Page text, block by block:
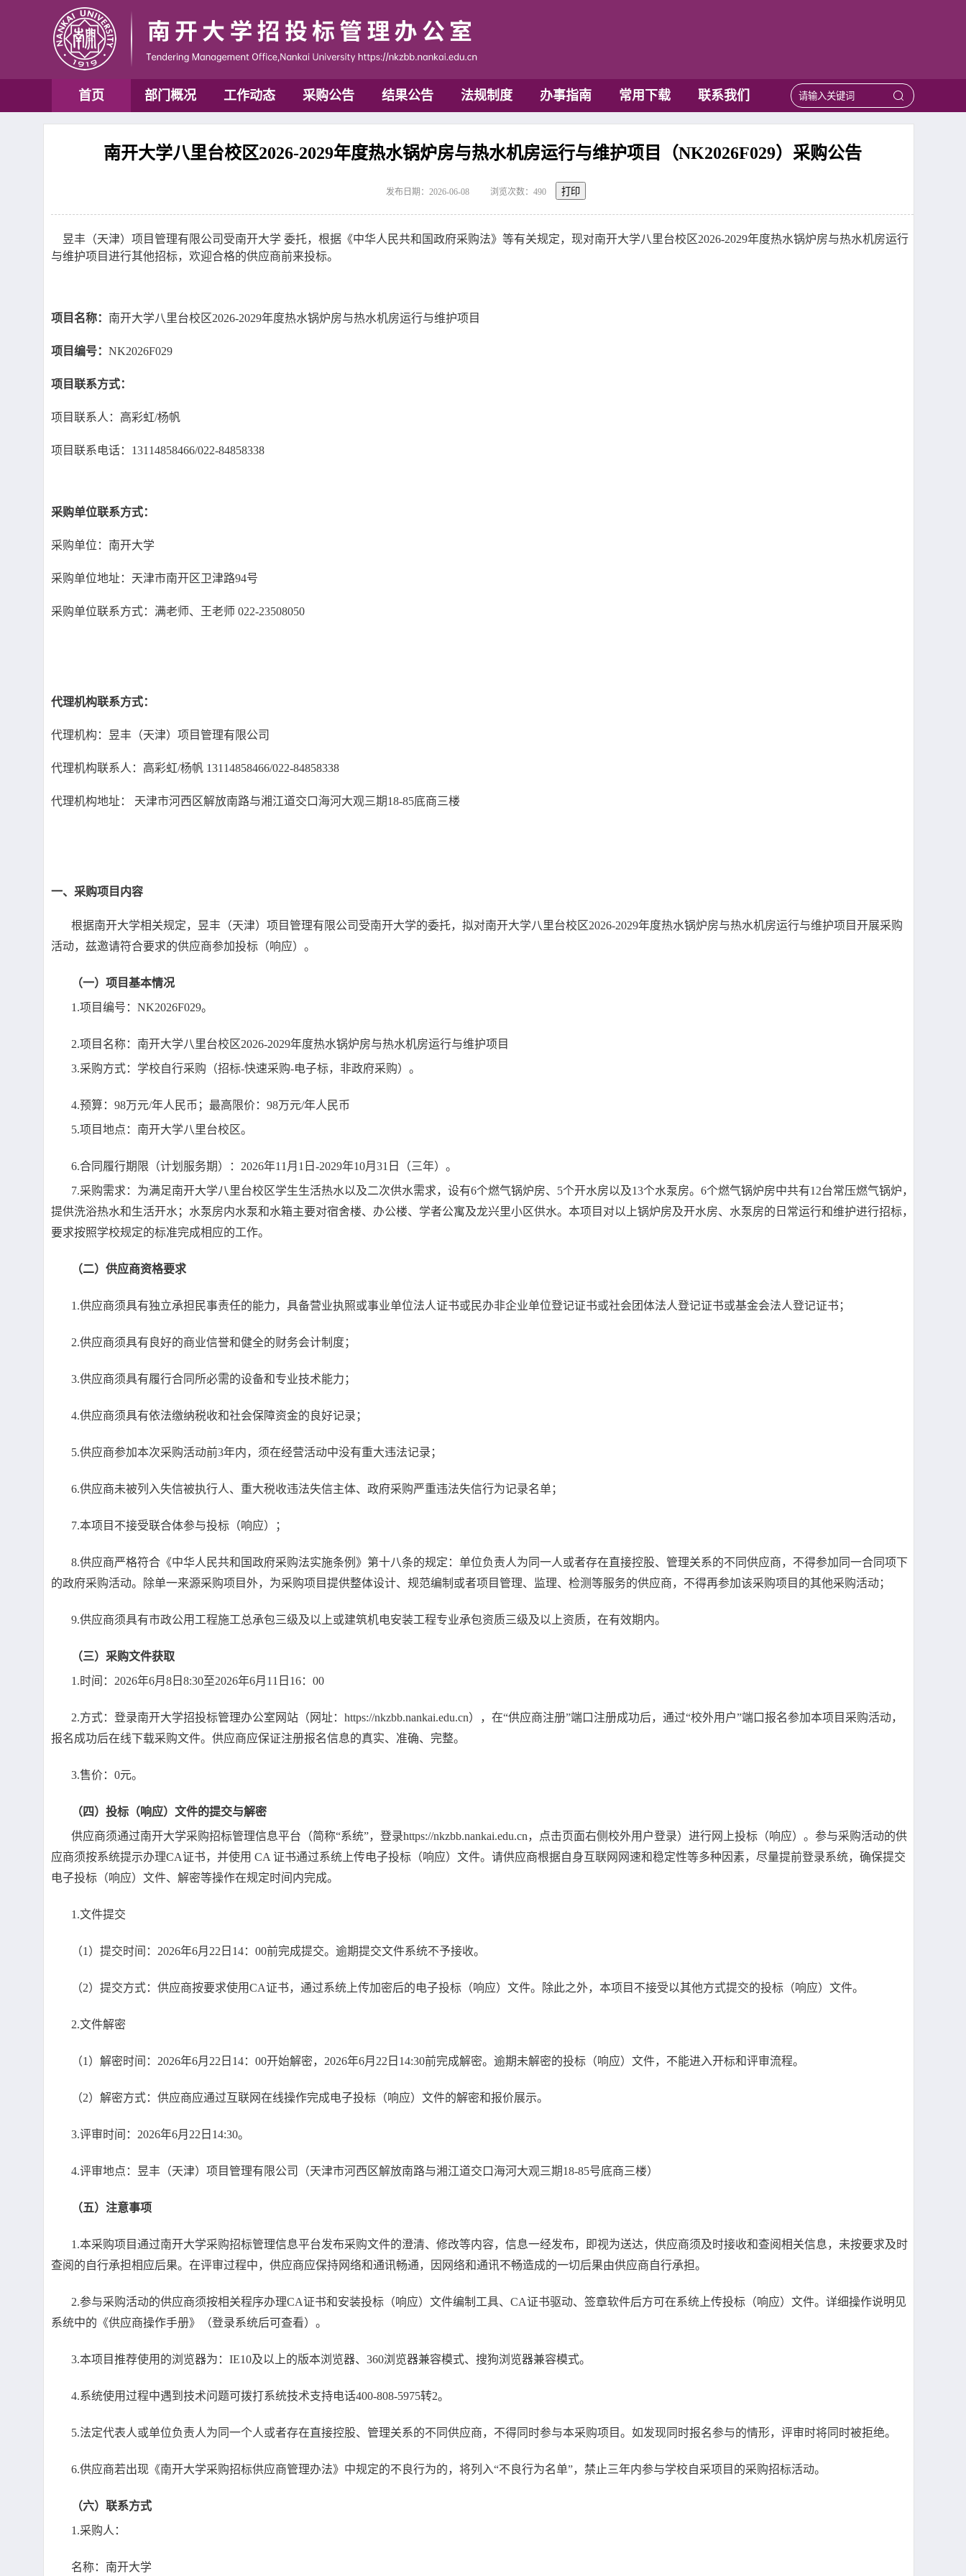
首页 部门概况 工作动态 采购公告 结果公告 法规制度 办事指南 常用下载 联系我们
南开大学八里台校区2026-2029年度热水锅炉房与热水机房运行与维护项目（NK2026F029）采购公告
发布日期：2026-06-08 浏览次数： 490 打印
昱丰（天津）项目管理有限公司受南开大学 委托，根据《中华人民共和国政府采购法》等有关规定，现对南开大学八里台校区2026-2029年度热水锅炉房与热水机房运行
与维护项目进行其他招标，欢迎合格的供应商前来投标。
项目名称： 南开大学八里台校区2026-2029年度热水锅炉房与热水机房运行与维护项目
项目编号： NK2026F029
项目联系方式：
项目联系人：高彩虹/杨帆
项目联系电话：13114858466/022-84858338
采购单位联系方式：
采购单位：南开大学
采购单位地址：天津市南开区卫津路94号
采购单位联系方式：满老师、王老师 022-23508050
代理机构联系方式：
代理机构：昱丰（天津）项目管理有限公司
代理机构联系人：高彩虹/杨帆 13114858466/022-84858338
代理机构地址： 天津市河西区解放南路与湘江道交口海河大观三期18-85底商三楼
一、采购项目内容
根据南开大学相关规定，昱丰（天津）项目管理有限公司受南开大学的委托，拟对南开大学八里台校区2026-2029年度热水锅炉房与热水机房运行与维护项目开展采购
活动，兹邀请符合要求的供应商参加投标（响应）。
（一）项目基本情况
1.项目编号：NK2026F029。
2.项目名称：南开大学八里台校区2026-2029年度热水锅炉房与热水机房运行与维护项目
3.采购方式：学校自行采购（招标-快速采购-电子标， 非政府采购）。
4.预算：98万元/年人民币；最高限价：98万元/年人民币
5.项目地点：南开大学八里台校区。
6.合同履行期限（计划服务期）：2026年11月1日-2029年10月31日（三年）。
7.采购需求：为满足南开大学八里台校区学生生活热水以及二次供水需求，设有6个燃气锅炉房、5个开水房以及13个水泵房。6个燃气锅炉房中共有12台常压燃气锅炉，
提供洗浴热水和生活开水；水泵房内水泵和水箱主要对宿舍楼、办公楼、学者公寓及龙兴里小区供水。本项目对以上锅炉房及开水房、水泵房的日常运行和维护进行招标，
要求按照学校规定的标准完成相应的工作。
（二）供应商资格要求
1.供应商须具有独立承担民事责任的能力，具备营业执照或事业单位法人证书或民办非企业单位登记证书或社会团体法人登记证书或基金会法人登记证书；
2.供应商须具有良好的商业信誉和健全的财务会计制度；
3.供应商须具有履行合同所必需的设备和专业技术能力；
4.供应商须具有依法缴纳税收和社会保障资金的良好记录；
5.供应商参加本次采购活动前3年内，须在经营活动中没有重大违法记录；
6.供应商未被列入失信被执行人、重大税收违法失信主体、政府采购严重违法失信行为记录名单；
7.本项目不接受联合体参与投标（响应）；
8.供应商严格符合《中华人民共和国政府采购法实施条例》第十八条的规定：单位负责人为同一人或者存在直接控股、管理关系的不同供应商，不得参加同一合同项下
的政府采购活动。除单一来源采购项目外，为采购项目提供整体设计、规范编制或者项目管理、监理、检测等服务的供应商，不得再参加该采购项目的其他采购活动；
9.供应商须具有市政公用工程施工总承包三级及以上或建筑机电安装工程专业承包资质三级及以上资质，在有效期内。
（三）采购文件获取
1.时间：2026年6月8日8:30至2026年6月11日16：00
2.方式：登录南开大学招投标管理办公室网站（网址： https://nkzbb.nankai.edu.cn），在“供应商注册”端口注册成功后，通过“校外用户”端口报名参加本项目采购活动，
报名成功后在线下载采购文件。供应商应保证注册报名信息的真实、准确、完整。
3.售价：0元。
（四）投标（响应）文件的提交与解密
供应商须通过南开大学采购招标管理信息平台（简称“系统”，登录https://nkzbb.nankai.edu.cn，点击页面右侧校外用户登录）进行网上投标（响应）。参与采购活动的供
应商须按系统提示办理CA证书，并使用 CA 证书通过系统上传电子投标（响应）文件。请供应商根据自身互联网网速和稳定性等多种因素，尽量提前登录系统，确保提交
电子投标（响应）文件、解密等操作在规定时间内完成。
1.文件提交
（1）提交时间：2026年6月22日14：00前完成提交。逾期提交文件系统不予接收。
（2）提交方式：供应商按要求使用CA证书，通过系统上传加密后的电子投标（响应）文件。除此之外，本项目不接受以其他方式提交的投标（响应）文件。
2.文件解密
（1）解密时间：2026年6月22日14：00开始解密，2026年6月22日14:30前完成解密。逾期未解密的投标（响应）文件，不能进入开标和评审流程。
（2）解密方式：供应商应通过互联网在线操作完成电子投标（响应）文件的解密和报价展示。
3.评审时间：2026年6月22日14:30。
4.评审地点：昱丰（天津）项目管理有限公司（天津市河西区解放南路与湘江道交口海河大观三期18-85号底商三楼）
（五）注意事项
1.本采购项目通过南开大学采购招标管理信息平台发布采购文件的澄清、修改等内容，信息一经发布，即视为送达，供应商须及时接收和查阅相关信息，未按要求及时
查阅的自行承担相应后果。在评审过程中，供应商应保持网络和通讯畅通，因网络和通讯不畅造成的一切后果由供应商自行承担。
2.参与采购活动的供应商须按相关程序办理CA证书和安装投标（响应）文件编制工具、CA证书驱动、签章软件后方可在系统上传投标（响应）文件。详细操作说明见
系统中的《供应商操作手册》（登录系统后可查看）。
3.本项目推荐使用的浏览器为：IE10及以上的版本浏览器、360浏览器兼容模式、搜狗浏览器兼容模式。
4.系统使用过程中遇到技术问题可拨打系统技术支持电话400-808-5975转2。
5.法定代表人或单位负责人为同一个人或者存在直接控股、管理关系的不同供应商，不得同时参与本采购项目。如发现同时报名参与的情形，评审时将同时被拒绝。
6.供应商若出现《南开大学采购招标供应商管理办法》中规定的不良行为的，将列入“不良行为名单”，禁止三年内参与学校自采项目的采购招标活动。
（六）联系方式
1.采购人：
名称：南开大学